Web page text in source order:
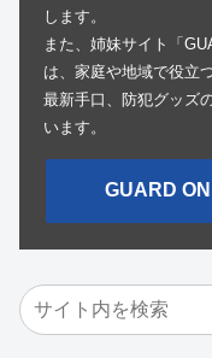
します。
また、姉妹サイト「
は、家庭や地域で役立
最新手口、防犯グッズ
います。
GUARD